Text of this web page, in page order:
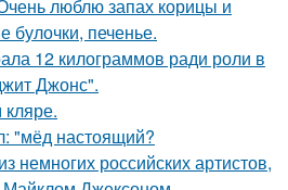
люблю запах корицы и
булочки, печенье.
12 килограммов ради роли в
Джонс".
кляре.
"мёд настоящий?
немногих российских артистов,